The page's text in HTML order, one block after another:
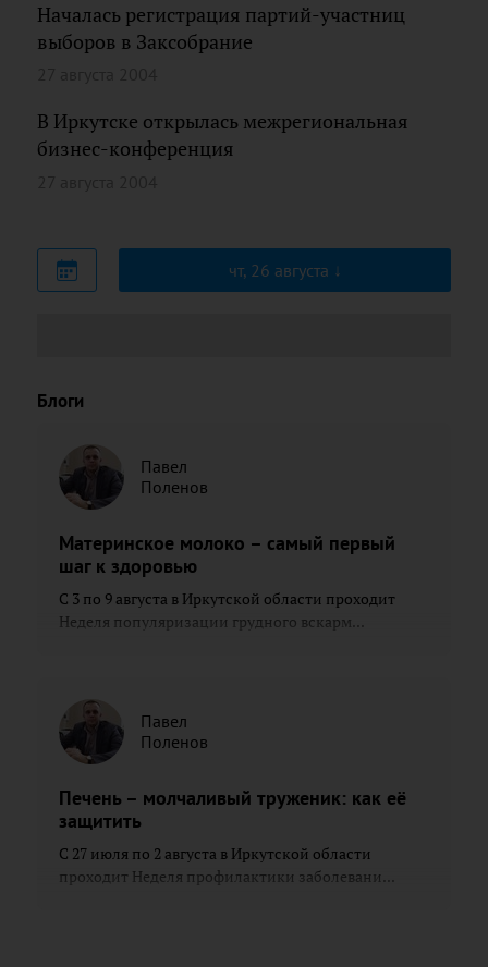
Началась регистрация партий-участниц
выборов в Заксобрание
В Иркутске открылась межрегиональная
бизнес-конференция
чт, 26 августа
Блоги
Павел
Поленов
Материнское молоко – самый первый
шаг к здоровью
С 3 по 9 августа в Иркутской области проходит
Неделя популяризации грудного вскарм...
Павел
Поленов
Печень – молчаливый труженик: как её
защитить
С 27 июля по 2 августа в Иркутской области
проходит Неделя профилактики заболевани...